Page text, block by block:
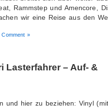
Rammstep und Amencore,
wir eine Reise aus den
Comment »
Lasterfahrer – Auf- &
und hier zu beziehen: Vinyl (mit